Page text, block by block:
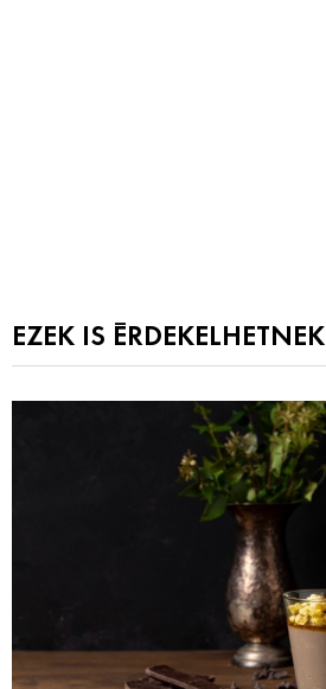
EZEK IS ÉRDEKELHETNEK